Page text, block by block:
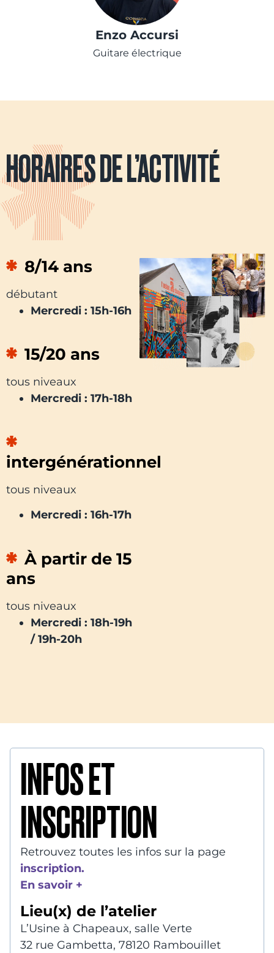
Enzo Accursi
Guitare électrique
HORAIRES DE L’ACTIVITÉ
8/14 ans
débutant
Mercredi : 15h-16h
15/20 ans
tous niveaux
Mercredi : 17h-18h
intergénérationnel
tous niveaux
Mercredi : 16h-17h
À partir de 15
ans
tous niveaux
Mercredi : 18h-19h
/ 19h-20h
INFOS ET
INSCRIPTION
Retrouvez toutes les infos sur la page
inscription.
En savoir +
Lieu(x) de l’atelier
L’Usine à Chapeaux, salle Verte
32 rue Gambetta, 78120 Rambouillet